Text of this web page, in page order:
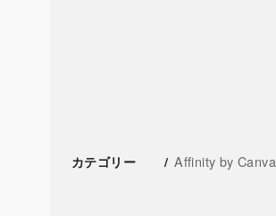
カテゴリー Affinity by Canva